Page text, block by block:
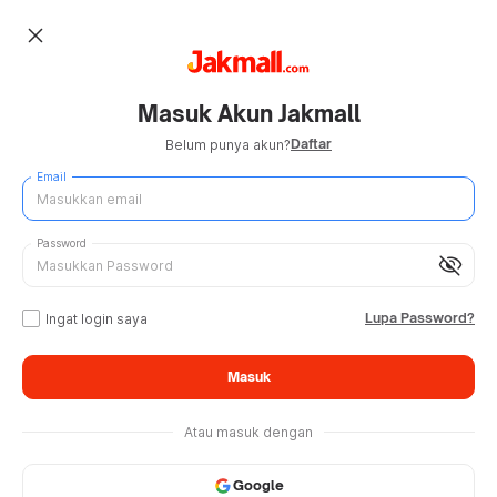
close
Masuk Akun Jakmall
Belum punya akun?Daftar
Email
visibility_off
Password
Ingat login saya Lupa Password?
Masuk
Atau masuk dengan
Google